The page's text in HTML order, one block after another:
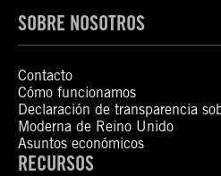
SOBRE NOSOTROS
Contacto
Cómo funcionamos
Declaración de transparencia
Moderna de Reino Unido
Asuntos económicos
RECURSOS